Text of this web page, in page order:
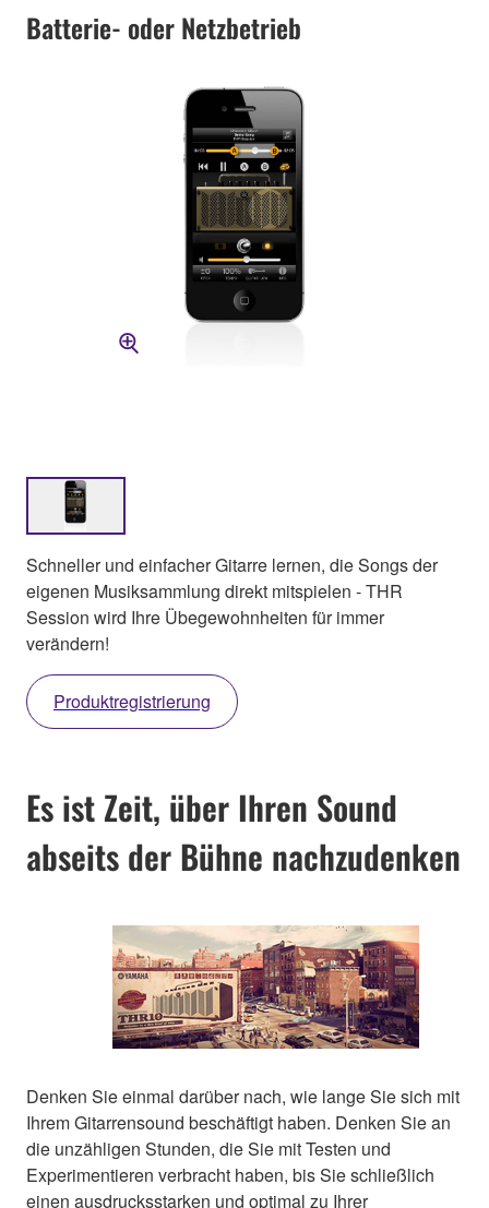
Batterie- oder Netzbetrieb
Schneller und einfacher Gitarre lernen, die Songs der
eigenen Musiksammlung direkt mitspielen - THR
Session wird Ihre Übegewohnheiten für immer
verändern!
Produktregistrierung
Es ist Zeit, über Ihren Sound
abseits der Bühne nachzudenken
Denken Sie einmal darüber nach, wie lange Sie sich mit
Ihrem Gitarrensound beschäftigt haben. Denken Sie an
die unzähligen Stunden, die Sie mit Testen und
Experimentieren verbracht haben, bis Sie schließlich
einen ausdrucksstarken und optimal zu Ihrer